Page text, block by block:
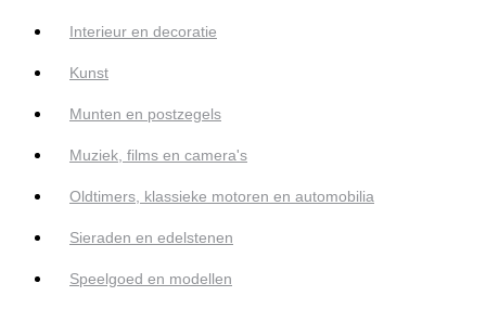
Interieur en decoratie
Kunst
Munten en postzegels
Muziek, films en camera's
Oldtimers, klassieke motoren en automobilia
Sieraden en edelstenen
Speelgoed en modellen